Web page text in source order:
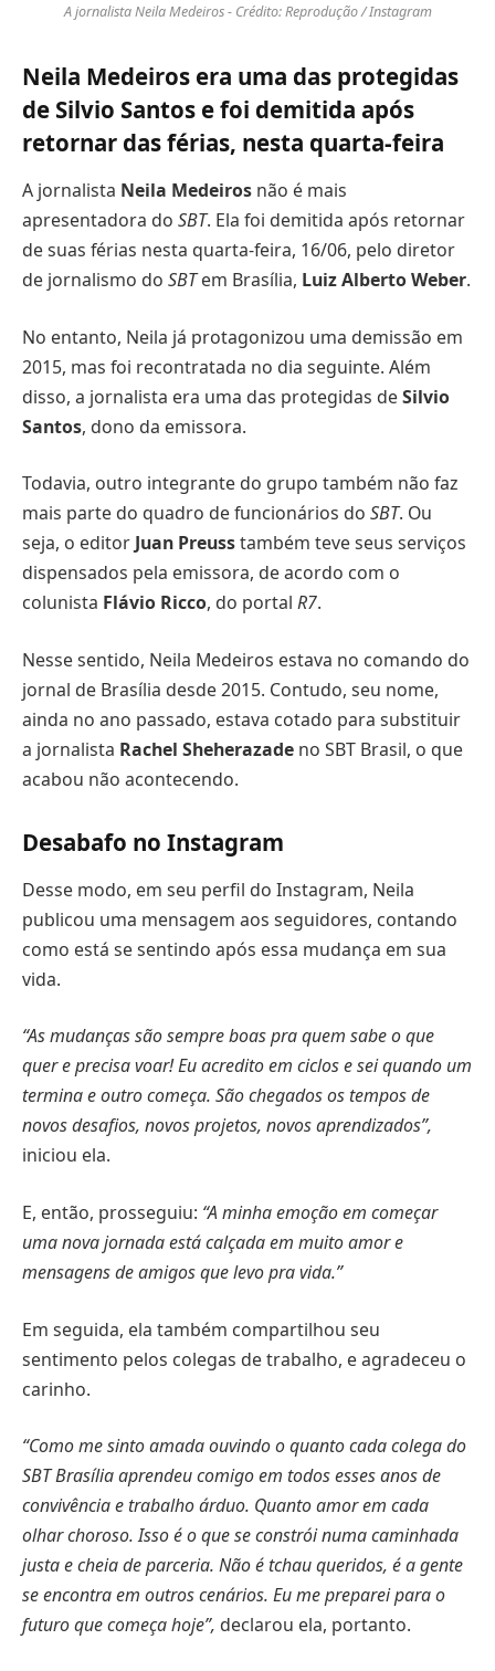
A jornalista Neila Medeiros - Crédito: Reprodução / Instagram
Neila Medeiros era uma das protegidas
de Silvio Santos e foi demitida após
retornar das férias, nesta quarta-feira
A jornalista Neila Medeiros não é mais
apresentadora do SBT. Ela foi demitida após retornar
de suas férias nesta quarta-feira, 16/06, pelo diretor
de jornalismo do SBTem Brasília, Luiz Alberto Weber.
No entanto, Neila já protagonizou uma demissão em
2015, mas foi recontratada no dia seguinte. Além
disso, a jornalista era uma das protegidas deSilvio
Santos, dono da emissora.
Todavia, outro integrante do grupo também não faz
mais parte do quadro de funcionários do SBT. Ou
seja, o editor Juan Preusstambém teve seus serviços
dispensados pela emissora, de acordo com o
colunista Flávio Ricco, do portal R7.
Nesse sentido, Neila Medeiros estava no comando do
jornal de Brasília desde 2015. Contudo, seu nome,
ainda no ano passado, estava cotado para substituir
a jornalista Rachel Sheherazade no SBT Brasil, o que
acabou não acontecendo.
Desabafo no Instagram
Desse modo, em seu perfil do Instagram, Neila
publicou uma mensagem aos seguidores, contando
como está se sentindo após essa mudança em sua
vida.
“As mudanças são sempre boas pra quem sabe o que
quer e precisa voar! Eu acredito em ciclos e sei quando um
termina e outro começa. São chegados os tempos de
novos desafios, novos projetos, novos aprendizados”,
iniciou ela.
E, então, prosseguiu: “A minha emoção em começar
uma nova jornada está calçada em muito amor e
mensagens de amigos que levo pra vida.”
Em seguida, ela também compartilhou seu
sentimento pelos colegas de trabalho, e agradeceu o
carinho.
“Como me sinto amada ouvindo o quanto cada colega do
SBT Brasília aprendeu comigo em todos esses anos de
convivência e trabalho árduo. Quanto amor em cada
olhar choroso. Isso é o que se constrói numa caminhada
justa e cheia de parceria. Não é tchau queridos, é a gente
se encontra em outros cenários. Eu me preparei para o
futuro que começa hoje”, declarou ela, portanto.